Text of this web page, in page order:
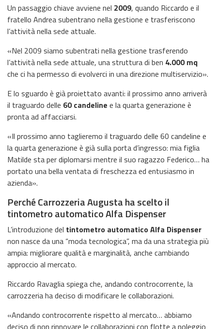
Un passaggio chiave avviene nel 2009, quando Riccardo e il
fratello Andrea subentrano nella gestione e trasferiscono
l’attività nella sede attuale.
«Nel 2009 siamo subentrati nella gestione trasferendo
l’attività nella sede attuale, una struttura di ben 4.000 mq
che ci ha permesso di evolverci in una direzione multiservizio».
E lo sguardo è già proiettato avanti: il prossimo anno arriverà
il traguardo delle 60 candeline e la quarta generazione è
pronta ad affacciarsi.
«Il prossimo anno taglieremo il traguardo delle 60 candeline e
la quarta generazione è già sulla porta d’ingresso: mia figlia
Matilde sta per diplomarsi mentre il suo ragazzo Federico… ha
portato una bella ventata di freschezza ed entusiasmo in
azienda».
Perché Carrozzeria Augusta ha scelto il
tintometro automatico Alfa Dispenser
L’introduzione del tintometro automatico Alfa Dispenser
non nasce da una “moda tecnologica”, ma da una strategia più
ampia: migliorare qualità e marginalità, anche cambiando
approccio al mercato.
Riccardo Ravaglia spiega che, andando controcorrente, la
carrozzeria ha deciso di modificare le collaborazioni.
«Andando controcorrente rispetto al mercato… abbiamo
deciso di non rinnovare le collaborazioni con flotte a noleggio